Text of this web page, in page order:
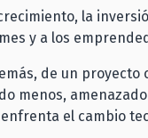
la
y a los
de un
menos,
el cambio